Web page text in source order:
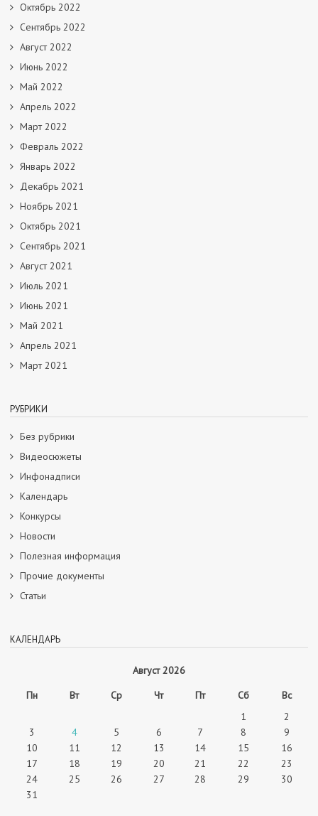
Октябрь 2022
Сентябрь 2022
Август 2022
Июнь 2022
Май 2022
Апрель 2022
Март 2022
Февраль 2022
Январь 2022
Декабрь 2021
Ноябрь 2021
Октябрь 2021
Сентябрь 2021
Август 2021
Июль 2021
Июнь 2021
Май 2021
Апрель 2021
Март 2021
РУБРИКИ
Без рубрики
Видеосюжеты
Инфонадписи
Календарь
Конкурсы
Новости
Полезная информация
Прочие документы
Статьи
КАЛЕНДАРЬ
Август 2026
Пн
Вт Ср Чт Пт Сб
Вс
1
2
3
4 5 6 7 8
9
10
11 12 13 14 15
16
17
18 19 20 21 22
23
24
25 26 27 28 29
30
31